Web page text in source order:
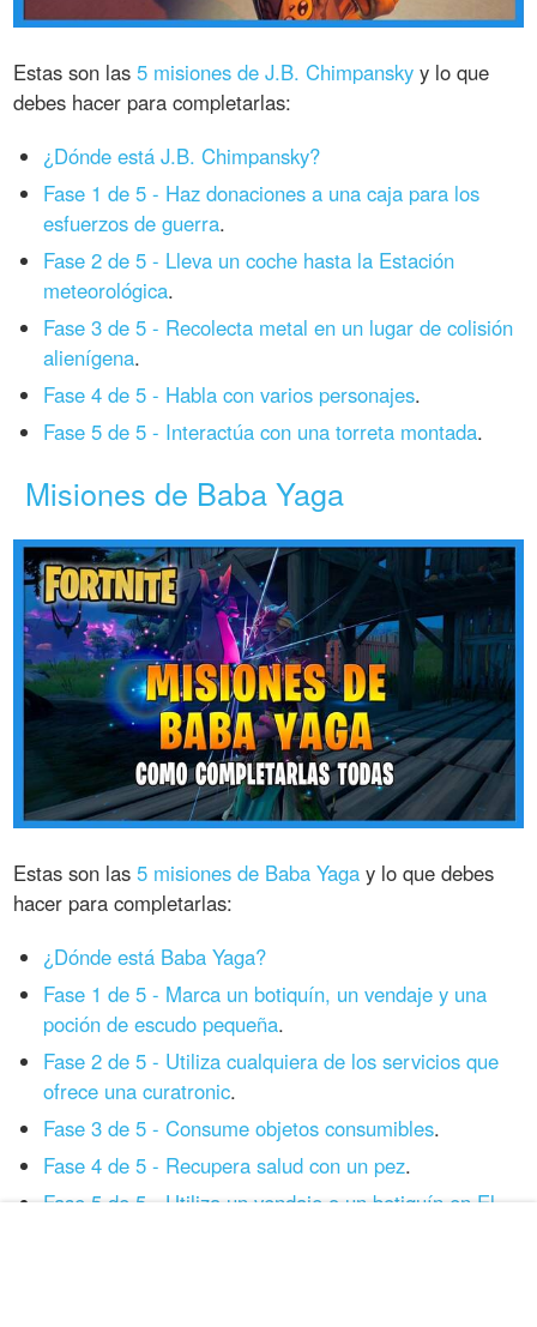
Estas son las5 misiones de J.B. Chimpansky y lo que
debes hacer para completarlas:
¿Dónde está J.B. Chimpansky?
Fase 1 de 5 - Haz donaciones a una caja para los
esfuerzos de guerra.
Fase 2 de 5 - Lleva un coche hasta la Estación
meteorológica.
Fase 3 de 5 - Recolecta metal en un lugar de colisión
alienígena.
Fase 4 de 5 - Habla con varios personajes.
Fase 5 de 5 - Interactúa con una torreta montada.
Misiones de Baba Yaga
Estas son las5 misiones de Baba Yaga y lo que debes
hacer para completarlas:
¿Dónde está Baba Yaga?
Fase 1 de 5 - Marca un botiquín, un vendaje y una
poción de escudo pequeña.
Fase 2 de 5 - Utiliza cualquiera de los servicios que
ofrece una curatronic.
Fase 3 de 5 - Consume objetos consumibles.
Fase 4 de 5 - Recupera salud con un pez.
Fase 5 de 5 - Utiliza un vendaje o un botiquín en El